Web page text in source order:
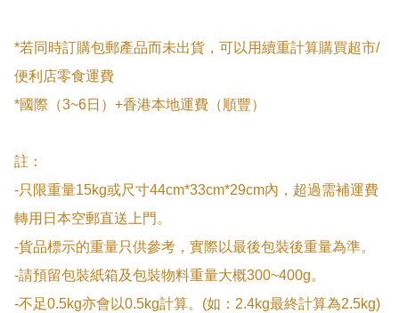
*若同時訂購包郵產品而未出貨，可以用續重計算購買超市/
便利店零食運費
*國際（3~6日）+香港本地運費（順豐）
註：
-只限重量15kg或尺寸44cm*33cm*29cm內，超過需補運費
轉用日本空郵直送上門。
-貨品標示的重量只供參考，實際以最後包裝後重量為準。
-請預留包裝紙箱及包裝物料重量大概300~400g。
-不足0.5kg亦會以0.5kg計算。(如：2.4kg最終計算為2.5kg)